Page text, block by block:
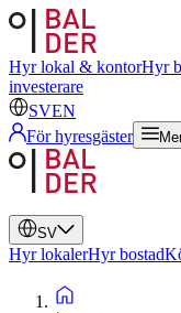
Hyr lokal & kontorHyr
investerare
SVEN
För hyresgäster
SV
Svenska
Engelska
Hyr lokalerHyr bostad